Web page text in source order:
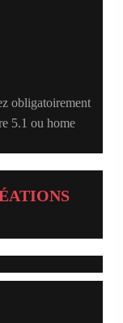
obligatoirement
5.1 ou home